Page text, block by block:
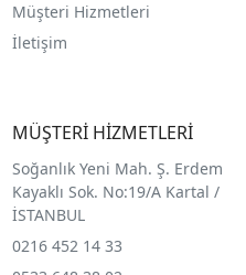
Müşteri Hizmetleri
İletişim
MÜŞTERİ HİZMETLERİ
Soğanlık Yeni Mah. Ş. Erdem
Kayaklı Sok. No:19/A Kartal /
İSTANBUL
0216 452 14 33